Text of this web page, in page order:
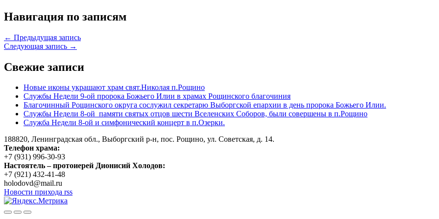
Навигация по записям
← Предыдущая запись
Следующая запись →
Свежие записи
Новые иконы украшают храм свят.Николая п.Рощино
Службы Недели 9-ой пророка Божьего Илии в храмах Рощинского благочиния
Благочинный Рощинского округа сослужил секретарю Выборгской епархии в день пророка Божьего Илии.
Службы Недели 8-ой памяти святых отцов шести Вселенских Соборов, были совершены в п.Рощино
Служба Недели 8-ой и симфонический концерт в п.Озерки.
188820, Ленинградская обл., Выборгский р-н, пос. Рощино, ул. Советская, д. 14.
Телефон храма:
+7 (931) 996-30-93
Настоятель – протоиерей Дионисий Холодов:
+7 (921) 432-41-48
holodovd@mail.ru
Новости прихода rss